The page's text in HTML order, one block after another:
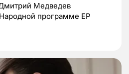
Медведев
программе ЕР